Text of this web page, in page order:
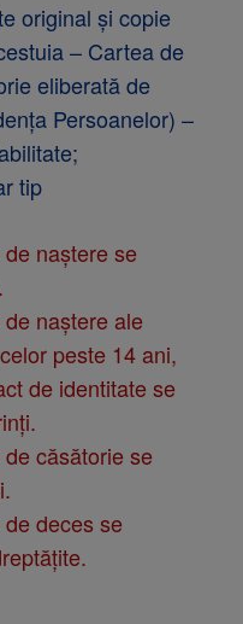
original şi copie
– Cartea de
eliberată de
Persoanelor) –
tip
naştere se
naştere ale
peste 14 ani,
de identitate se
căsătorie se
deces se